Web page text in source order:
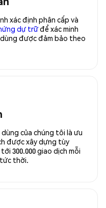
xác định phân cấp và
dự trữđể xác minh
được đảm bảo theo
của chúng tôi là ưu
được xây dựng tùy
300.000 giao dịch mỗi
thời.